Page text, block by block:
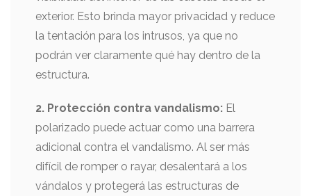
exterior. Esto brinda mayor privacidad y reduce
la tentación para los intrusos, ya que no
podrán ver claramente qué hay dentro de la
estructura.
2. Protección contra vandalismo: El
polarizado puede actuar como una barrera
adicional contra el vandalismo. Al ser más
difícil de romper o rayar, desalentará a los
vándalos y protegerá las estructuras de